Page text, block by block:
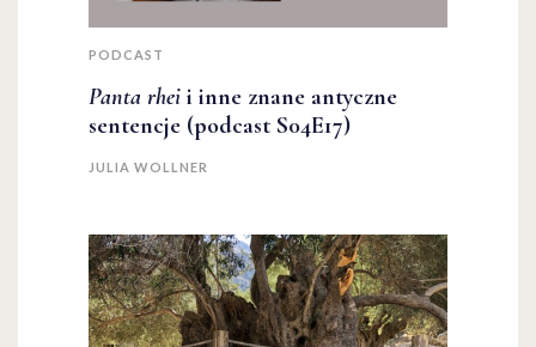
PODCAST
Panta rhei i inne znane antyczne
sentencje (podcast S04E17)
JULIA WOLLNER